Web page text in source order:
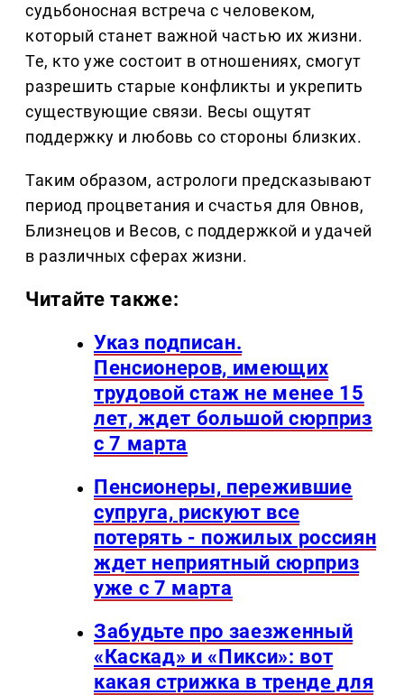
судьбоносная встреча с человеком,
который станет важной частью их жизни.
Те, кто уже состоит в отношениях, смогут
разрешить старые конфликты и укрепить
существующие связи. Весы ощутят
поддержку и любовь со стороны близких.
Таким образом, астрологи предсказывают
период процветания и счастья для Овнов,
Близнецов и Весов, с поддержкой и удачей
в различных сферах жизни.
Читайте также:
Указ подписан.
Пенсионеров, имеющих
трудовой стаж не менее 15
лет, ждет большой сюрприз
с 7 марта
Пенсионеры, пережившие
супруга, рискуют все
потерять - пожилых россиян
ждет неприятный сюрприз
уже с 7 марта
Забудьте про заезженный
«Каскад» и «Пикси»: вот
какая стрижка в тренде для